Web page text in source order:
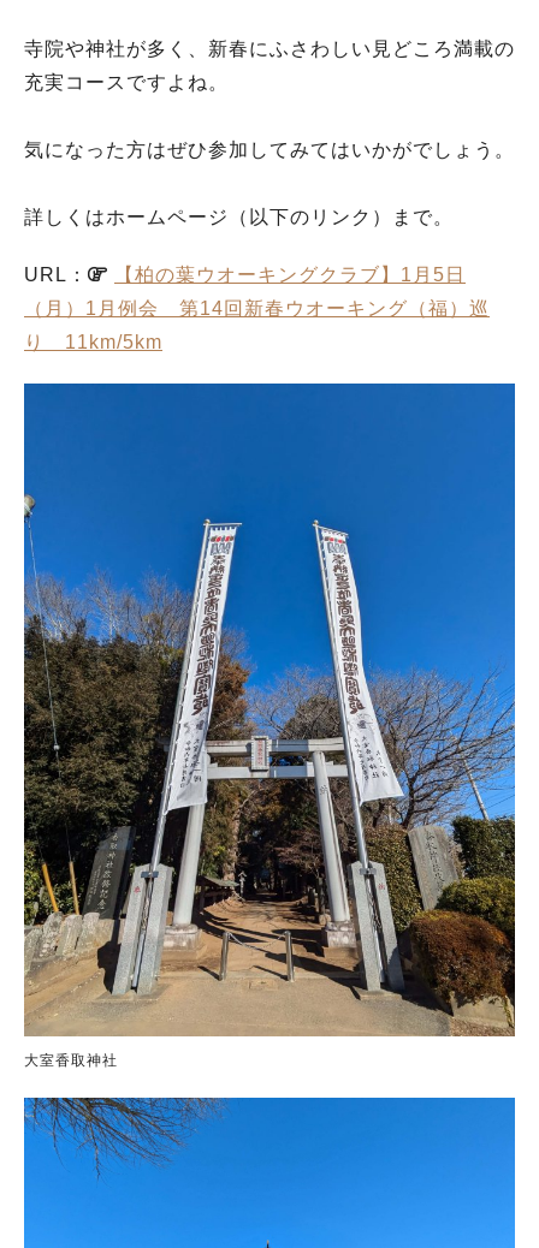
寺院や神社が多く、新春にふさわしい見どころ満載の
充実コースですよね。
気になった方はぜひ参加してみてはいかがでしょう。
詳しくはホームページ（以下のリンク）まで。
URL：
【柏の葉ウオーキングクラブ】1月5日
（月）1月例会 第14回新春ウオーキング（福）巡
り 11km/5km
大室香取神社